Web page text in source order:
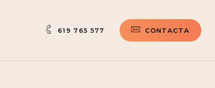
619 765 577 CONTACTA